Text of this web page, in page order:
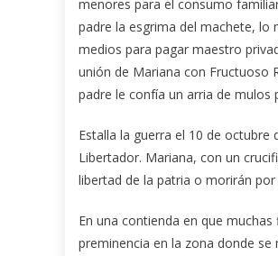
menores para el consumo
padre la esgrima del machete, lo
medios para pagar maestro
unión de Mariana con Fructuoso
padre le confía un arria de mulos
Estalla la guerra el 10 de
Libertador. Mariana, con un
libertad de la patria o morirán
En una contienda en que
preminencia en la zona donde